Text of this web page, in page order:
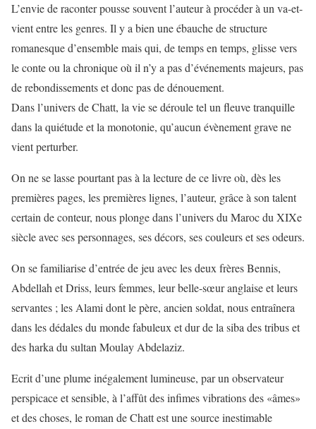
L’envie de raconter pousse souvent l’auteur à procéder à un va-et-
vient entre les genres. Il y a bien une ébauche de structure
romanesque d’ensemble mais qui, de temps en temps, glisse vers
le conte ou la chronique où il n’y a pas d’événements majeurs, pas
de rebondissements et donc pas de dénouement.
Dans l’univers de Chatt, la vie se déroule tel un fleuve tranquille
dans la quiétude et la monotonie, qu’aucun évènement grave ne
vient perturber.
On ne se lasse pourtant pas à la lecture de ce livre où, dès les
premières pages, les premières lignes, l’auteur, grâce à son talent
certain de conteur, nous plonge dans l’univers du Maroc du XIXe
siècle avec ses personnages, ses décors, ses couleurs et ses odeurs.
On se familiarise d’entrée de jeu avec les deux frères Bennis,
Abdellah et Driss, leurs femmes, leur belle-sœur anglaise et leurs
servantes ; les Alami dont le père, ancien soldat, nous entraînera
dans les dédales du monde fabuleux et dur de la siba des tribus et
des harka du sultan Moulay Abdelaziz.
Ecrit d’une plume inégalement lumineuse, par un observateur
perspicace et sensible, à l’affût des infimes vibrations des «âmes»
et des choses, le roman de Chatt est une source inestimable